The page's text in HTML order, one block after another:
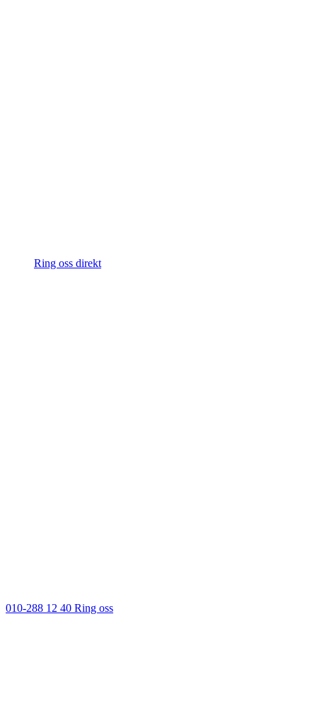
Ring oss direkt
010-288 12 40 Ring oss